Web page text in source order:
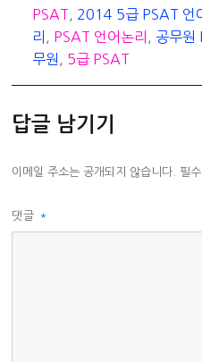
테
고
리
그
PSAT
2014 5급 PSAT 언
리
PSAT 언어논리 공무원
무원
5급 PSAT
답글 남기기
이메일 주소는 공개되지 않습니다. 필
댓글 *